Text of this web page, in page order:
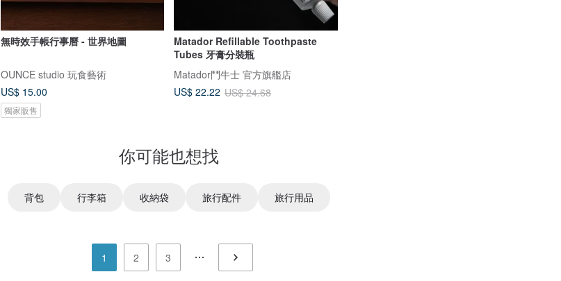
無時效手帳行事曆 - 世界地圖
OUNCE studio 玩食藝術
US$ 15.00
獨家販售
Matador Refillable Toothpaste
Tubes 牙膏分裝瓶
Matador鬥牛士 官方旗艦店
US$ 22.22 US$ 24.68
你可能也想找
背包 行李箱 收納袋 旅行配件 旅行用品
1 2 3